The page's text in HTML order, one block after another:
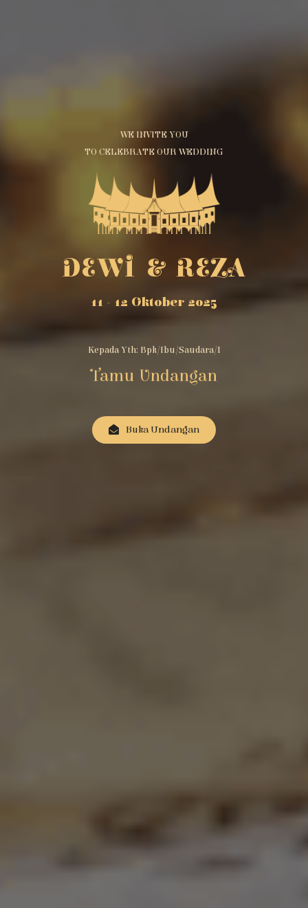
WE INVITE YOU
TO CELEBRATE OUR WEDDING
DEWI & REZA
11 - 12 Oktober 2025
Kepada Yth: Bpk/Ibu/Saudara/i
Tamu Undangan
Buka Undangan